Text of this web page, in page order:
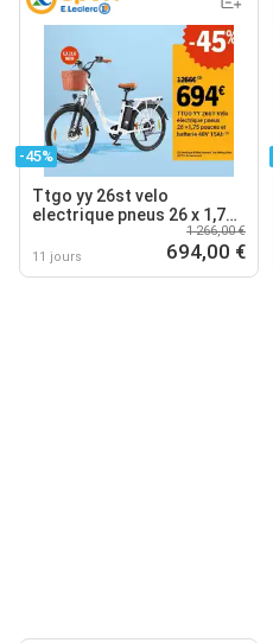
-45%
Ttgo yy 26st velo
electrique pneus 26 x 1,75
pouces et batterie 48v 15a
11 jours
1 266,00 €
694,00 €